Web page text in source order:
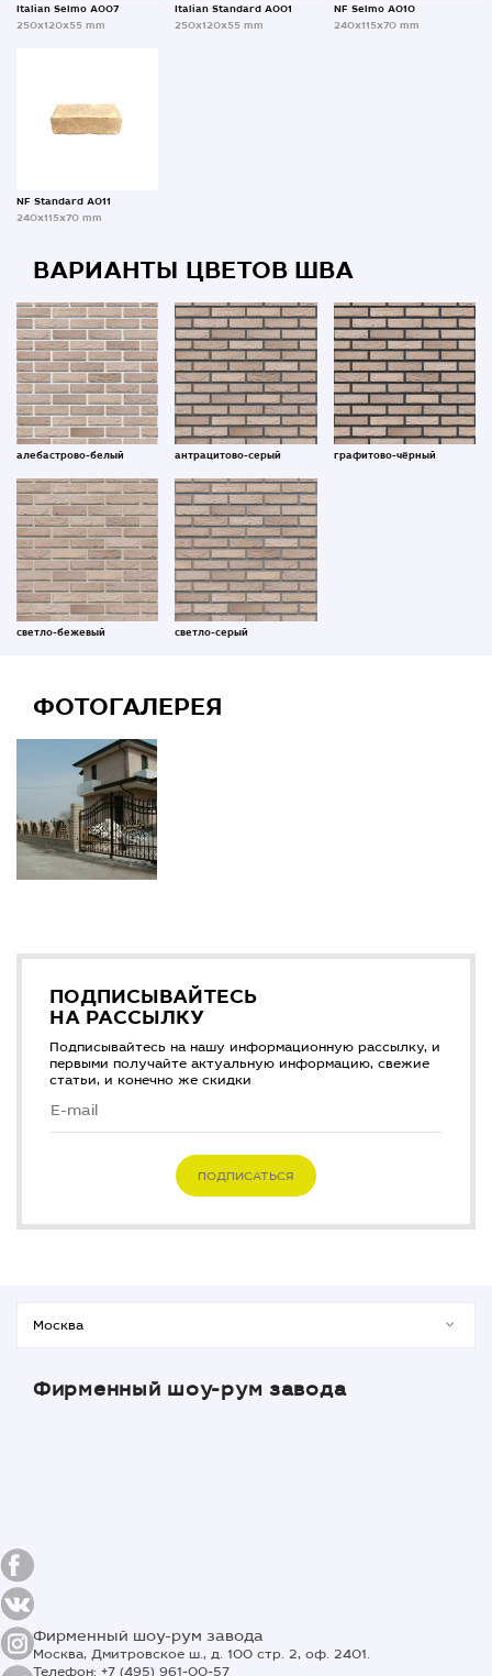
Italian Selmo A007
250x120x55 mm
Italian Standard A001
250x120x55 mm
NF Selmo A010
240x115x70 mm
NF Standard A011
240x115x70 mm
ВАРИАНТЫ ЦВЕТОВ ШВА
алебастрово-белый антрацитово-серый графитово-чёрный
светло-бежевый светло-серый
ФОТОГАЛЕРЕЯ
ПОДПИСЫВАЙТЕСЬ
НА РАССЫЛКУ
Подписывайтесь на нашу информационную рассылку, и
первыми получайте актуальную информацию, свежие
статьи, и конечно же скидки
ПОДПИСАТЬСЯ
Фирменный шоу-рум завода
Фирменный шоу-рум завода
Москва, Дмитровское ш., д. 100 стр. 2, оф. 2401.
Телефон: +7 (495) 961-00-57